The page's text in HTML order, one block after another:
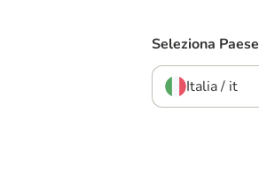
Seleziona Paese
Italia / it